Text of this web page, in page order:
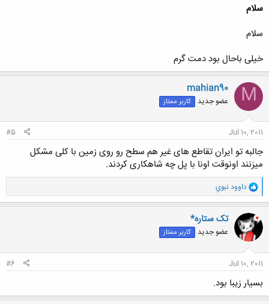
سلام
سلام
خیلی باحال بود دمت گرم
M
mahian90
عضو جدید کاربر ممتاز
Jul 10, 2011
#5
جالبه تو ایران تقاطع های غیر هم سطح رو روی زمین با کلی مشکل
میزنند اونوقت اونا با پل چه شاهکاری کردند.
و
ا
ک
ن
ش
ه
ا
داوود نبوي
تک ستاره*
عضو جدید کاربر ممتاز
Jul 10, 2011
#6
بسیار زیبا بود.